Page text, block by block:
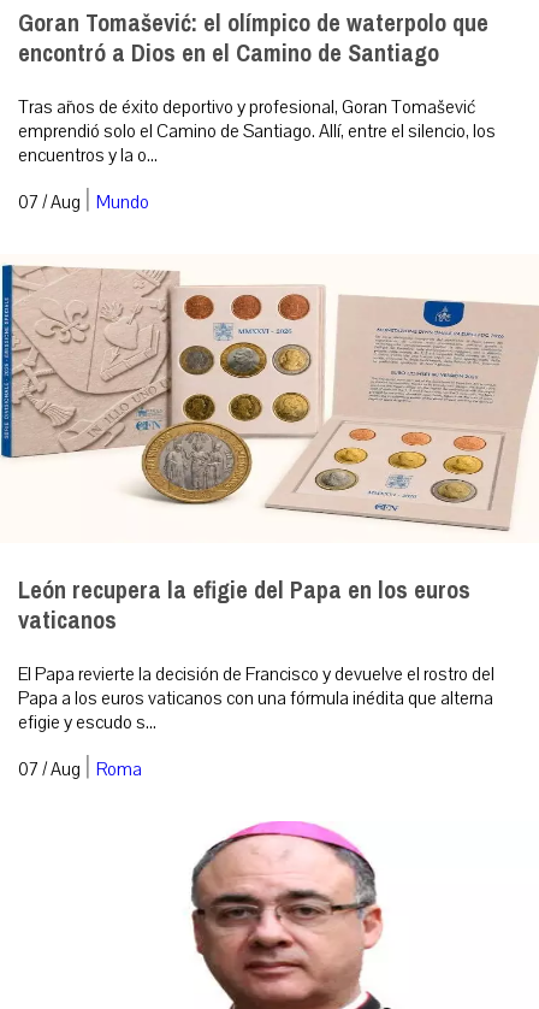
Goran Tomašević: el olímpico de waterpolo que
encontró a Dios en el Camino de Santiago
Tras años de éxito deportivo y profesional, Goran Tomašević
emprendió solo el Camino de Santiago. Allí, entre el silencio, los
encuentros y la o...
07 / Aug | Mundo
León recupera la efigie del Papa en los euros
vaticanos
El Papa revierte la decisión de Francisco y devuelve el rostro del
Papa a los euros vaticanos con una fórmula inédita que alterna
efigie y escudo s...
07 / Aug | Roma